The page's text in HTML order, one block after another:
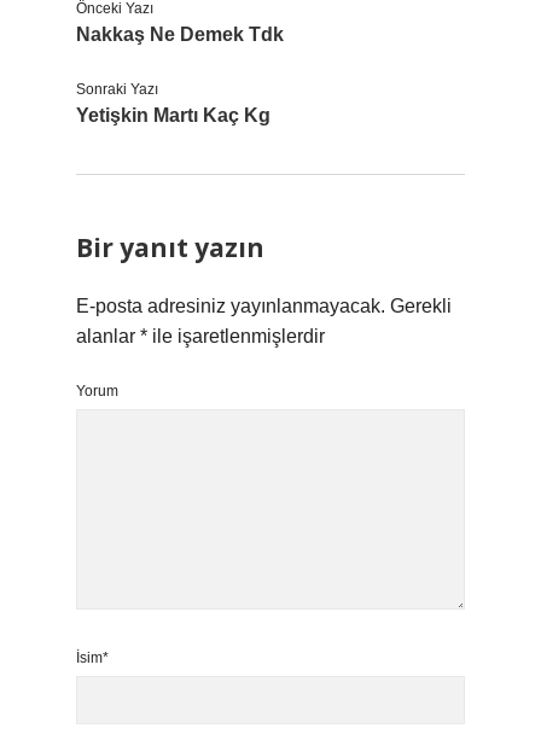
Önceki Yazı
Nakkaş Ne Demek Tdk
Sonraki Yazı
Yetişkin Martı Kaç Kg
Bir yanıt yazın
E-posta adresiniz yayınlanmayacak. Gerekli
alanlar * ile işaretlenmişlerdir
Yorum
İsim*